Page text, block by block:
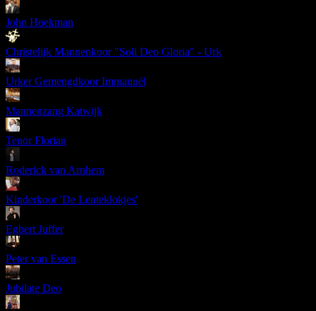
John Hoekman
Christelijk Mannenkoor "Soli Deo Gloria" - Urk
Urker Gemengdkoor Immanuël
Mannenzang Katwijk
Tenor Florian
Roderick van Arnhem
Kinderkoor 'De Lenteklokjes'
Egbert Juffer
Peter van Essen
Jubilate Deo